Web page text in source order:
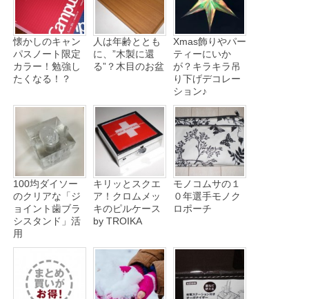
懐かしのキャン
パスノート限定
カラー！勉強し
たくなる！？
人は年齢ととも
に、”木製に還
る”？木目のお盆
Xmas飾りやパー
ティーにいか
が？キラキラ吊
り下げデコレー
ション♪
100均ダイソー
のクリアな「ジ
ョイント歯ブラ
シスタンド」活
用
キリッとスクエ
ア！クロムメッ
キのピルケース
by TROIKA
モノコムサの１
０年選手モノク
ロポーチ